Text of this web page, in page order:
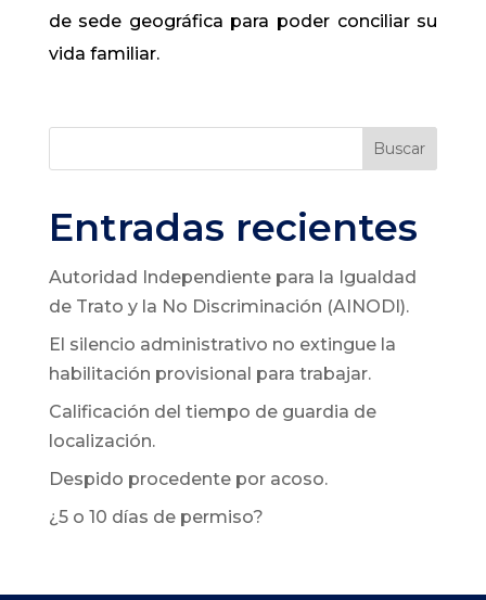
de sede geográfica para poder conciliar su
vida familiar.
Buscar
Entradas recientes
Autoridad Independiente para la Igualdad
de Trato y la No Discriminación (AINODI).
El silencio administrativo no extingue la
habilitación provisional para trabajar.
Calificación del tiempo de guardia de
localización.
Despido procedente por acoso.
¿5 o 10 días de permiso?